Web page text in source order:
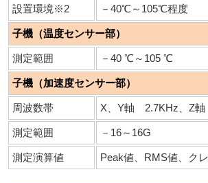
設置環境※2 －40℃～105℃程度
子機（温度センサー部）
測定範囲 －40 ℃～105 ℃
子機（加速度センサー部）
周波数帯 X、Y軸 2.7KHz、Z
測定範囲 －16～16G
測定演算値 Peak値、RMS値、ク